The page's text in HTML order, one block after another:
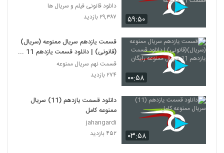
۵۹:۵۰
دانلود قانونی فیلم و سریال ها
۲۹,۳۸۷ بازدید
۰۰:۵۸
قسمت یازدهم سریال ممنوعه (سریال)
(قانونی) | دانلود قسمت یازدهم 11
سریال ممنوعه رایگان
قسمت نهم سریال ممنوعه
۲۷۴ بازدید
۰۳:۵۸
دانلود قسمت یازدهم (11) سریال
ممنوعه کامل
jahangardi
۴۵۲ بازدید